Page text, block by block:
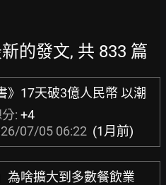
的發文, 共 833 篇
》17天破3億人民幣 以潮
: +4
07/05 06:22 (1月前)
為啥擴大到多數餐飲業